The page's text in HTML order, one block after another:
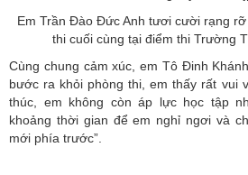
Em Trần Đào Đức Anh tươi cười rạng
thi cuối cùng tại điểm thi Trường
Cùng chung cảm xúc, em Tô Đinh
bước ra khỏi phòng thi, em thấy rất vui
thúc, em không còn áp lực học tập
khoảng thời gian để em nghỉ ngơi và
mới phía trước”.